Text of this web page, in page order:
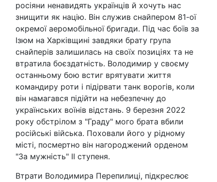
росіяни ненавидять українців й хочуть нас
знищити як націю. Він служив снайпером 81-ої
окремої аеромобільної бригади. Під час боїв за
Ізюм на Харківщині завдяки брату група
снайперів залишилась на своїх позиціях та не
втратила боєздатність. Володимир у своєму
останньому бою встиг врятувати життя
командиру роти і підірвати танк ворогів, коли
він намагався підійти на небезпечну до
українських воїнів відстань. 9 березня 2022
року обстрілом з "Граду" мого брата вбили
російські війська. Поховали його у рідному
місті, посмертно він нагороджений орденом
"За мужність" ІІ ступеня.
Втрати Володимира Перепилиці, підкреслює